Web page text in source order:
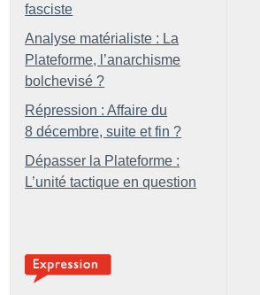
fasciste
Analyse matérialiste : La
Plateforme, l’anarchisme
bolchevisé ?
Répression : Affaire du
8 décembre, suite et fin ?
Dépasser la Plateforme :
L’unité tactique en question